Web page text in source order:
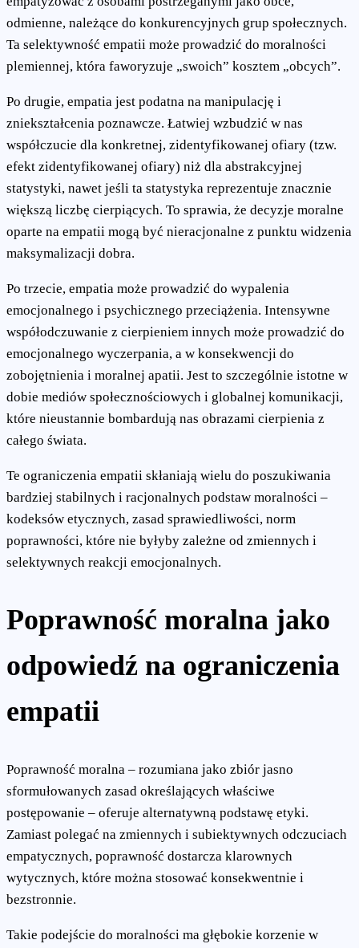
odmienne, należące do konkurencyjnych grup społecznych.
Ta selektywność empatii może prowadzić do moralności
plemiennej, która faworyzuje „swoich” kosztem „obcych”.
Po drugie, empatia jest podatna na manipulację i
zniekształcenia poznawcze. Łatwiej wzbudzić w nas
współczucie dla konkretnej, zidentyfikowanej ofiary (tzw.
efekt zidentyfikowanej ofiary) niż dla abstrakcyjnej
statystyki, nawet jeśli ta statystyka reprezentuje znacznie
większą liczbę cierpiących. To sprawia, że decyzje moralne
oparte na empatii mogą być nieracjonalne z punktu widzenia
maksymalizacji dobra.
Po trzecie, empatia może prowadzić do wypalenia
emocjonalnego i psychicznego przeciążenia. Intensywne
współodczuwanie z cierpieniem innych może prowadzić do
emocjonalnego wyczerpania, a w konsekwencji do
zobojętnienia i moralnej apatii. Jest to szczególnie istotne w
dobie mediów społecznościowych i globalnej komunikacji,
które nieustannie bombardują nas obrazami cierpienia z
całego świata.
Te ograniczenia empatii skłaniają wielu do poszukiwania
bardziej stabilnych i racjonalnych podstaw moralności –
kodeksów etycznych, zasad sprawiedliwości, norm
poprawności, które nie byłyby zależne od zmiennych i
selektywnych reakcji emocjonalnych.
Poprawność moralna jako
odpowiedź na ograniczenia
empatii
Poprawność moralna – rozumiana jako zbiór jasno
sformułowanych zasad określających właściwe
postępowanie – oferuje alternatywną podstawę etyki.
Zamiast polegać na zmiennych i subiektywnych odczuciach
empatycznych, poprawność dostarcza klarownych
wytycznych, które można stosować konsekwentnie i
bezstronnie.
Takie podejście do moralności ma głębokie korzenie w